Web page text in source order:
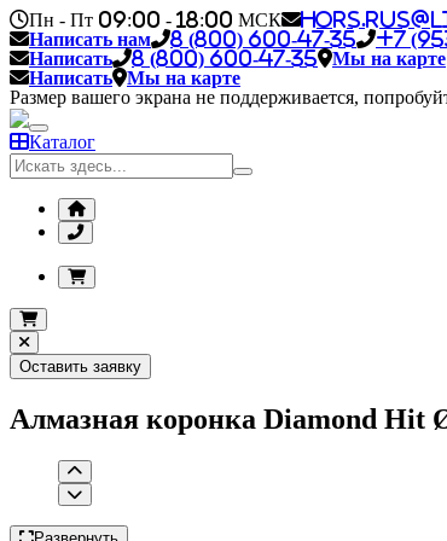
Пн - Пт 09:00 - 18:00 МСК
Написать нам
8 (800) 600-47-35 +7
Написать
8 (800) 600-47-35
Мы на карте
Написать
Мы на карте
Размер вашего экрана не поддерживается,
Каталог
Оставить заявку
Алмазная коронка Diamond Hit